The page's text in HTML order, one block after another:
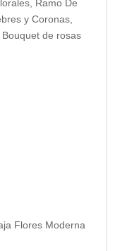
Ramo De
y Coronas,
de rosas
Flores Moderna